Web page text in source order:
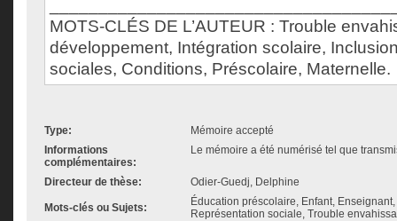
MOTS-CLÉS DE L’AUTEUR : Trouble
développement, Intégration scolaire,
sociales, Conditions, Préscolaire, Maternelle.
Type:
Mémoire accepté
Informations
complémentaires:
Le mémoire a été numérisé tel que
Directeur de thèse: Odier-Guedj, Delphine
Mots-clés ou Sujets:
Éducation préscolaire, Enfant,
Représentation sociale, Trouble